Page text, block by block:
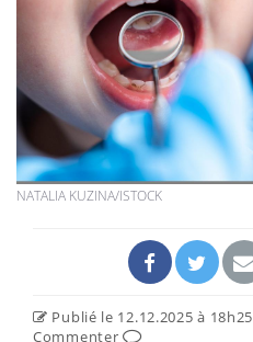
NATALIA KUZINA/ISTOCK
Publié le 12.12.2025 à 18h25
Commenter